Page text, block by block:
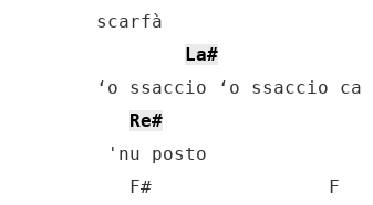
scarfà
La#
‘o ssaccio ‘o ssaccio ca
Re#
'nu posto
F#                F